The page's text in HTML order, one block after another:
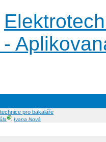
pro bakaláře
Ⓖ, Ivana Nová